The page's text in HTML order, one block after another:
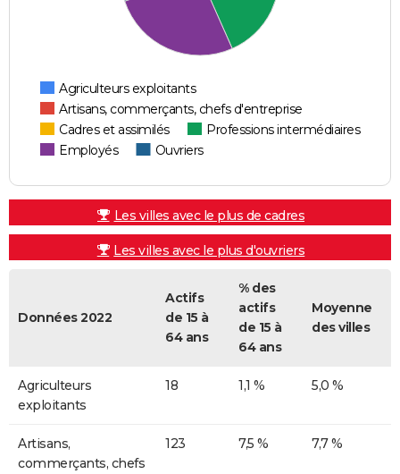
Agriculteurs exploitants
Artisans, commerçants, chefs d'entreprise
Cadres et assimilés
Professions intermédiaires
Employés
Ouvriers
Les villes avec le plus de cadres
Les villes avec le plus d'ouvriers
Données 2022
Actifs
de 15 à
64 ans
% des
actifs
de 15 à
64 ans
Moyenne
des villes
Agriculteurs
exploitants
18 1,1 % 5,0 %
Artisans,
commerçants, chefs
123 7,5 % 7,7 %